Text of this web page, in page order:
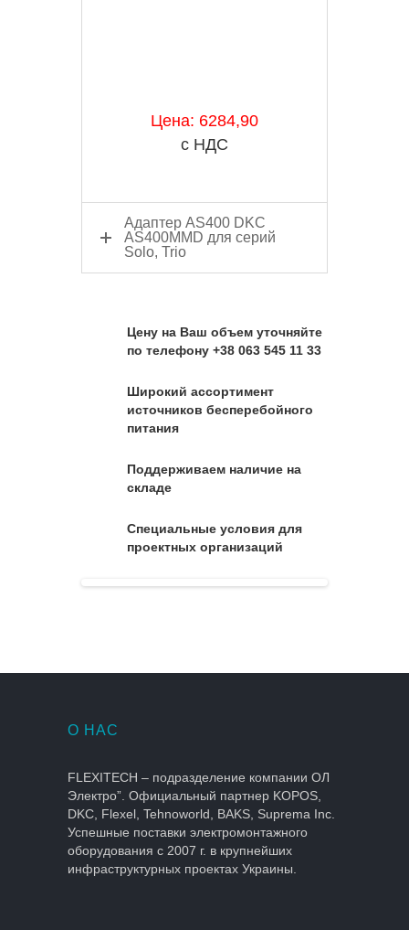
Цена: 6284,90
с НДС
Адаптер AS400 DKC
AS400MMD для серий
Solo, Trio
Цену на Ваш объем уточняйте
по телефону +38 063 545 11 33
Широкий ассортимент
источников бесперебойного
питания
Поддерживаем наличие на
складе
Специальные условия для
проектных организаций
О НАС
FLEXITECH – подразделение компании ОЛ
Электро”. Официальный партнер KOPOS,
DKC, Flexel, Tehnoworld, BAKS, Suprema Inc.
Успешные поставки электромонтажного
оборудования с 2007 г. в крупнейших
инфраструктурных проектах Украины.